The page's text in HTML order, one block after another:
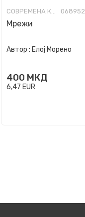
СОВРЕМЕНА КНИЖЕВНОСТ 068952
Мрежи
Автор : Елој Морено
400 МКД
6,47 EUR